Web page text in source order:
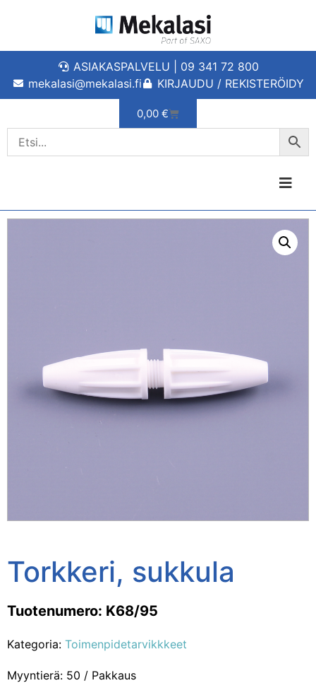
ASIAKASPALVELU | 09 341 72 800
mekalasi@mekalasi.fi
KIRJAUDU / REKISTERÖIDY
0,00 €
Torkkeri, sukkula
Tuotenumero: K68/95
Kategoria: Toimenpidetarvikkkeet
Myyntierä: 50 / Pakkaus